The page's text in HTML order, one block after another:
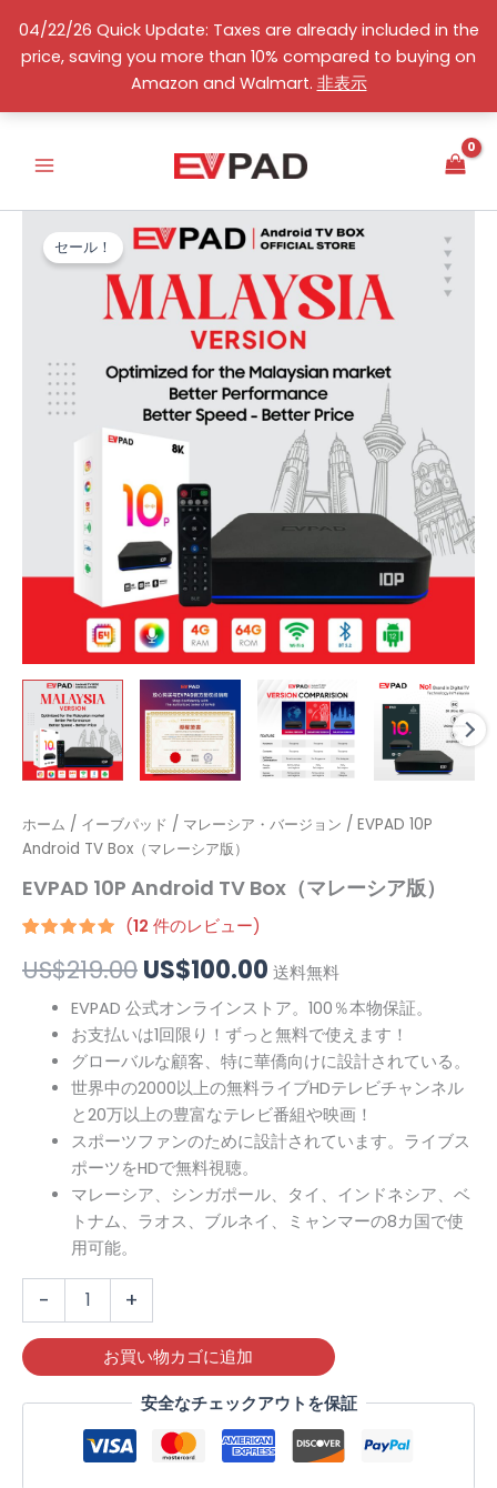
04/22/26 Quick Update: Taxes are already included in the
price, saving you more than 10% compared to buying on
Amazon and Walmart. 非表示
ツ
日本語
セール！
ホーム / イーブパッド / マレーシア・バージョン / EVPAD 10P
Android TV Box（マレーシア版）
EVPAD 10P Android TV Box（マレーシア版）
評価に基づ
く5段階評
5.00
点
(12 件のレビュー)
US$219.00
元
価
は
US$219.00
で
し
た。
US$100.00
現
格
は
US$100.00
で
す。
送料無料
EVPAD 公式オンラインストア。100％本物保証。
お支払いは1回限り！ずっと無料で使えます！
グローバルな顧客、特に華僑向けに設計されている。
世界中の2000以上の無料ライブHDテレビチャンネル
と20万以上の豊富なテレビ番組や映画！
スポーツファンのために設計されています。ライブス
ポーツをHDで無料視聴。
マレーシア、シンガポール、タイ、インドネシア、ベ
トナム、ラオス、ブルネイ、ミャンマーの8カ国で使
用可能。
-
EVPAD
10P
TV
レ
ー
シ
+
お買い物カゴに追加
安全なチェックアウトを保証